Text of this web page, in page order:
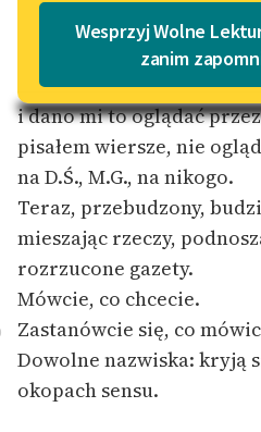
Lektury szkolne i klasyka
literatury do słuchania dla
uczennic i uczniów z
niepełnosprawnościami
E-kolekcja lektur
szkolnych i literatury do
słuchania dla uczennic i
uczniów z
niepełnosprawnościami
Feministyczne inspiracje.
Popularyzacja
Wesprzyj Wolne
zanim
Obudziłem się na granicy
Zakopywano zwłoki sarny
i dano mi to oglądać
pisałem wiersze, nie
na D.Ś., M.G., na nikogo.
Teraz, przebudzony,
mieszając rzeczy,
rozrzucone gazety.
Mówcie, co chcecie.
Zastanówcie się, co
Dowolne nazwiska: kryją
okopach sensu.